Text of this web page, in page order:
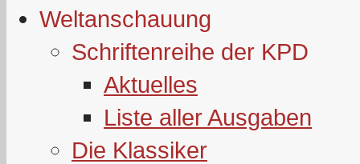
Weltanschauung
Schriftenreihe der KPD
Aktuelles
Liste aller Ausgaben
Die Klassiker